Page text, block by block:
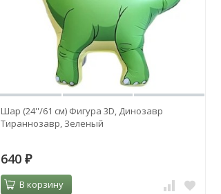
Шар (24''/61 см) Фигура 3D, Динозавр
Тираннозавр, Зеленый
640 ₽
В корзину